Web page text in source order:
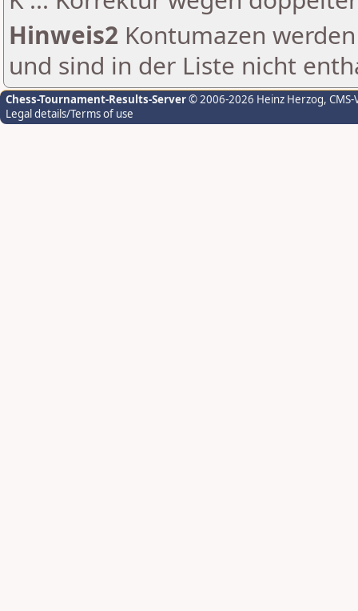
Hinweis2 Kontumazen
und sind in der Liste nicht
Chess-Tournament-Results-Server© 2006-2026 Heinz Herzog,
Legal details/Terms of use